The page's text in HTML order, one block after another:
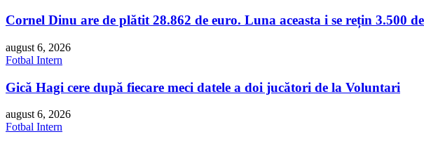
Cornel Dinu are de plătit 28.862 de euro. Luna aceasta i se rețin 3.500
august 6, 2026
Fotbal Intern
Gică Hagi cere după fiecare meci datele a doi jucători de la Voluntari
august 6, 2026
Fotbal Intern